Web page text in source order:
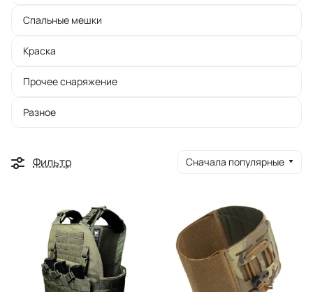
Спальные мешки
Краска
Прочее снаряжение
Разное
Фильтр Сначала популярные